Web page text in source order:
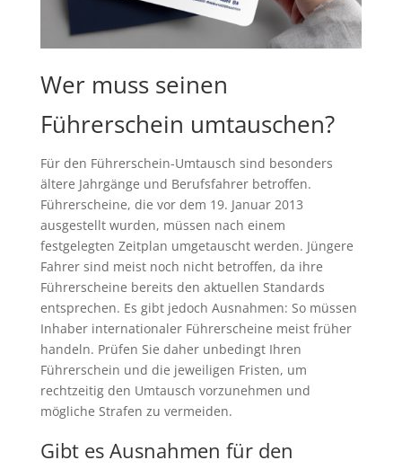
Wer muss seinen
Führerschein umtauschen?
Für den Führerschein-Umtausch sind besonders
ältere Jahrgänge und Berufsfahrer betroffen.
Führerscheine, die vor dem 19. Januar 2013
ausgestellt wurden, müssen nach einem
festgelegten Zeitplan umgetauscht werden. Jüngere
Fahrer sind meist noch nicht betroffen, da ihre
Führerscheine bereits den aktuellen Standards
entsprechen. Es gibt jedoch Ausnahmen: So müssen
Inhaber internationaler Führerscheine meist früher
handeln. Prüfen Sie daher unbedingt Ihren
Führerschein und die jeweiligen Fristen, um
rechtzeitig den Umtausch vorzunehmen und
mögliche Strafen zu vermeiden.
Gibt es Ausnahmen für den